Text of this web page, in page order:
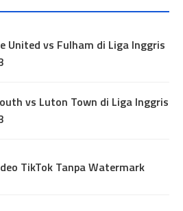
United vs Fulham di Liga Inggris
vs Luton Town di Liga Inggris
TikTok Tanpa Watermark